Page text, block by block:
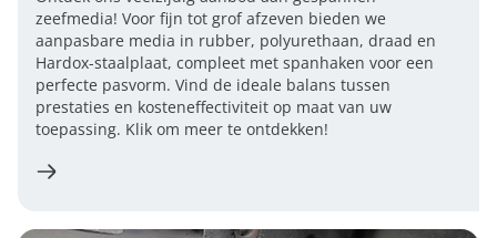
zeefmedia! Voor fijn tot grof afzeven bieden we
aanpasbare media in rubber, polyurethaan, draad en
Hardox-staalplaat, compleet met spanhaken voor een
perfecte pasvorm. Vind de ideale balans tussen
prestaties en kosteneffectiviteit op maat van uw
toepassing. Klik om meer te ontdekken!